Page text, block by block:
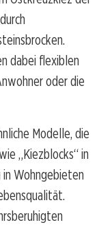
dabei flexiblen
oder die
Modelle, die
„Kiezblocks“ in
Wohngebieten